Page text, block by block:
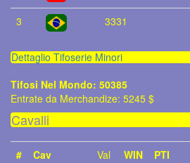
3 3331
Dettaglio Tifoserie Minori
Tifosi Nel Mondo: 50385
Entrate da Merchandize: 5245 $
Cavalli
# Cav Val WIN PTI